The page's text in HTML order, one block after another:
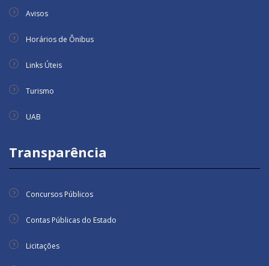
Avisos
Horários de Ônibus
Links Úteis
Turismo
UAB
Transparência
Concursos Públicos
Contas Públicas do Estado
Licitações